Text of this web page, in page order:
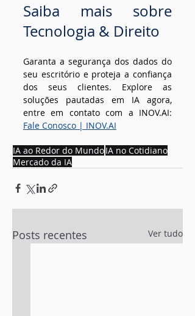
Saiba mais sobre
Tecnologia & Direito
Garanta a segurança dos dados do
seu escritório e proteja a confiança
dos seus clientes. Explore as
soluções pautadas em IA agora,
entre em contato com a INOV.AI
Fale Conosco | INOV.AI
IA ao Redor do MundoIA no Cotidiano
Mercado da IA
Posts recentes Ver tudo